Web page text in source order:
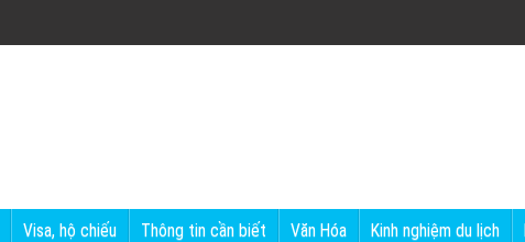
Visa, hộ chiếu Thông tin cần biết Văn Hóa Kinh nghiệm du lịch